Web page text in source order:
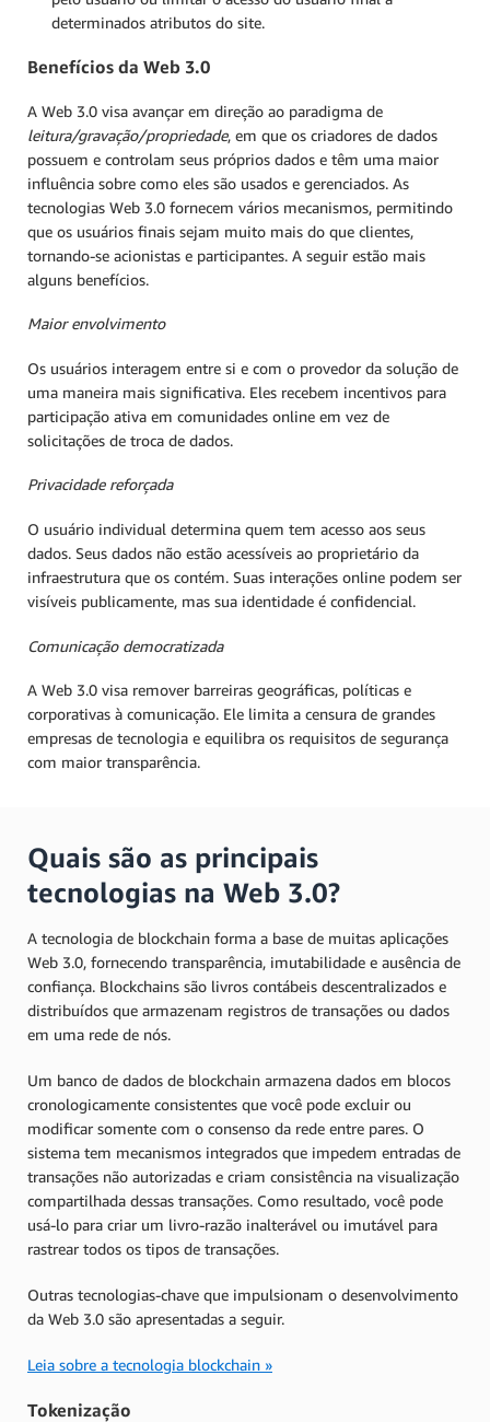
determinados atributos do site.
Benefícios da Web 3.0
A Web 3.0 visa avançar em direção ao paradigma de
leitura/gravação/propriedade, em que os criadores de dados
possuem e controlam seus próprios dados e têm uma maior
influência sobre como eles são usados e gerenciados. As
tecnologias Web 3.0 fornecem vários mecanismos, permitindo
que os usuários finais sejam muito mais do que clientes,
tornando-se acionistas e participantes. A seguir estão mais
alguns benefícios.
Maior envolvimento
Os usuários interagem entre si e com o provedor da solução de
uma maneira mais significativa. Eles recebem incentivos para
participação ativa em comunidades online em vez de
solicitações de troca de dados.
Privacidade reforçada
O usuário individual determina quem tem acesso aos seus
dados. Seus dados não estão acessíveis ao proprietário da
infraestrutura que os contém. Suas interações online podem ser
visíveis publicamente, mas sua identidade é confidencial.
Comunicação democratizada
A Web 3.0 visa remover barreiras geográficas, políticas e
corporativas à comunicação. Ele limita a censura de grandes
empresas de tecnologia e equilibra os requisitos de segurança
com maior transparência.
Quais são as principais
tecnologias na Web 3.0?
A tecnologia de blockchain forma a base de muitas aplicações
Web 3.0, fornecendo transparência, imutabilidade e ausência de
confiança. Blockchains são livros contábeis descentralizados e
distribuídos que armazenam registros de transações ou dados
em uma rede de nós.
Um banco de dados de blockchain armazena dados em blocos
cronologicamente consistentes que você pode excluir ou
modificar somente com o consenso da rede entre pares. O
sistema tem mecanismos integrados que impedem entradas de
transações não autorizadas e criam consistência na visualização
compartilhada dessas transações. Como resultado, você pode
usá-lo para criar um livro-razão inalterável ou imutável para
rastrear todos os tipos de transações.
Outras tecnologias-chave que impulsionam o desenvolvimento
da Web 3.0 são apresentadas a seguir.
Leia sobre a tecnologia blockchain »
Tokenização